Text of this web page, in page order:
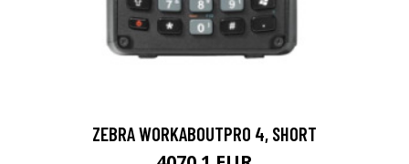
ZEBRA WORKABOUTPRO 4, SHORT